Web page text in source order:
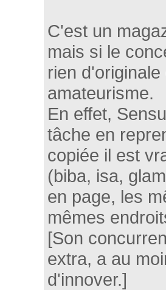
C'est un
mais si le
rien
amateurisme.
En effet,
tâche en
copiée il est
(biba, isa,
en page, les
mêmes
[Son
extra, a au
d'innover.]